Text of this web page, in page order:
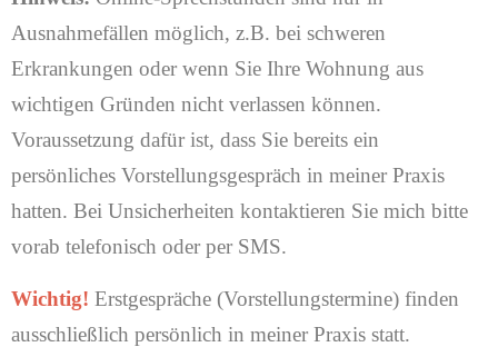
Ausnahmefällen möglich, z.B. bei schweren
Erkrankungen oder wenn Sie Ihre Wohnung aus
wichtigen Gründen nicht verlassen können.
Voraussetzung dafür ist, dass Sie bereits ein
persönliches Vorstellungsgespräch in meiner Praxis
hatten. Bei Unsicherheiten kontaktieren Sie mich bitte
vorab telefonisch oder per SMS.
Wichtig! Erstgespräche (Vorstellungstermine) finden
ausschließlich persönlich in meiner Praxis statt.